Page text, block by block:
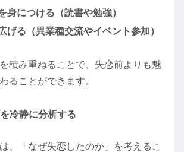
身につける（読書や勉強）
げる（異業種交流やイベント参加）
積み重ねることで、失恋前よりも魅
ることができます。
冷静に分析する
、「なぜ失恋したのか」を考えるこ